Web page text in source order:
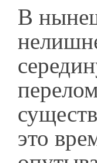
В
это